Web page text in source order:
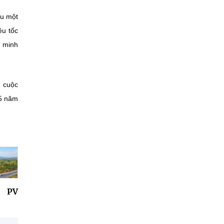
một
tốc
minh
cuộc
năm
PV